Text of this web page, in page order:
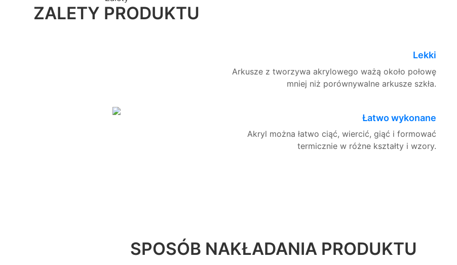
ZALETY PRODUKTU
Lekki
Arkusze z tworzywa akrylowego ważą około połowę
mniej niż porównywalne arkusze szkła.
Łatwo wykonane
Akryl można łatwo ciąć, wiercić, giąć i formować
termicznie w różne kształty i wzory.
SPOSÓB NAKŁADANIA PRODUKTU